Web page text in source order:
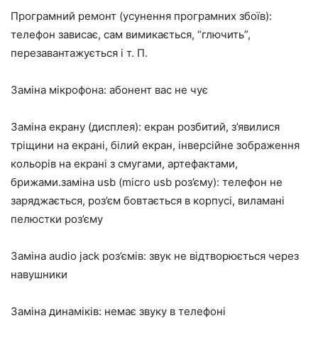
Програмний ремонт (усунення програмних збоїв):
телефон зависає, сам вимикається, “глючить”,
перезавантажується і т. П.
Заміна мікрофона: абонент вас не чує
Заміна екрану (дисплея): екран розбитий, з’явилися
тріщини на екрані, білий екран, інверсійне зображення
кольорів на екрані з смугами, артефактами,
брижами.заміна usb (micro usb роз’єму): телефон не
заряджається, роз’єм бовтається в корпусі, виламані
пелюстки роз’єму
Заміна audio jack роз’ємів: звук не відтворюється через
навушники
Заміна динаміків: немає звуку в телефоні